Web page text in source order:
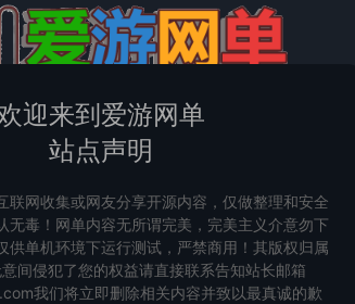
具读取未加密PVF查关键词看代码，或者
迎来到爱游网单
站点声明
联网收集或网友分享开源内容，仅做整理和安全
无毒！网单内容无所谓完美，完美主义介意勿下
供单机环境下运行测试，严禁商用！其版权归属
间侵犯了您的权益请直接联系告知站长邮箱
我们将立即删除相关内容并致以最真诚的歉